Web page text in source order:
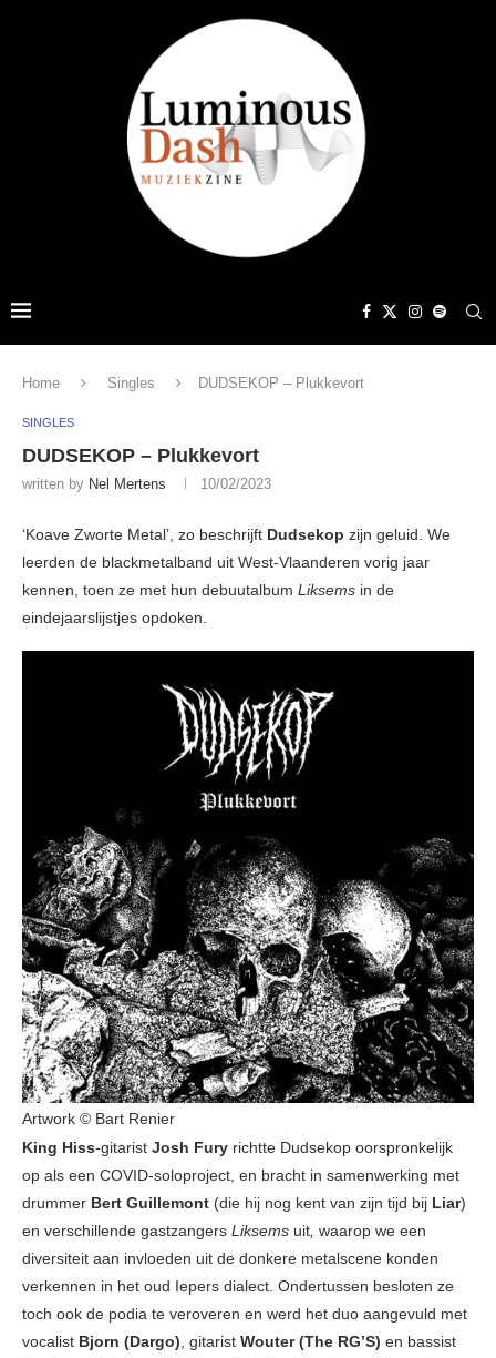
Home Singles DUDSEKOP – Plukkevort
SINGLES
DUDSEKOP – Plukkevort
written by Nel Mertens 10/02/2023
‘Koave Zworte Metal’, zo beschrijft Dudsekop zijn geluid. We
leerden de blackmetalband uit West-Vlaanderen vorig jaar
kennen, toen ze met hun debuutalbum Liksems in de
eindejaarslijstjes opdoken.
Artwork © Bart Renier
King Hiss-gitarist Josh Fury richtte Dudsekop oorspronkelijk
op als een COVID-soloproject, en bracht in samenwerking met
drummer Bert Guillemont (die hij nog kent van zijn tijd bij Liar)
en verschillende gastzangers Liksems uit, waarop we een
diversiteit aan invloeden uit de donkere metalscene konden
verkennen in het oud Iepers dialect. Ondertussen besloten ze
toch ook de podia te veroveren en werd het duo aangevuld met
vocalist Bjorn (Dargo), gitarist Wouter (The RG’S) en bassist